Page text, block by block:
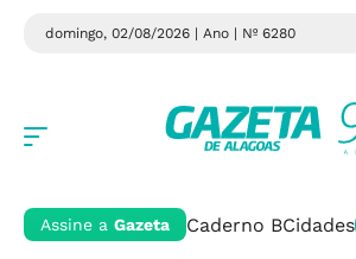
domingo, 02/08/2026 | Ano | Nº 6280
Assine a Gazeta Caderno BCidades